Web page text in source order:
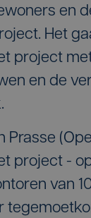
en
Het
project
en de
Prasse
project -
van